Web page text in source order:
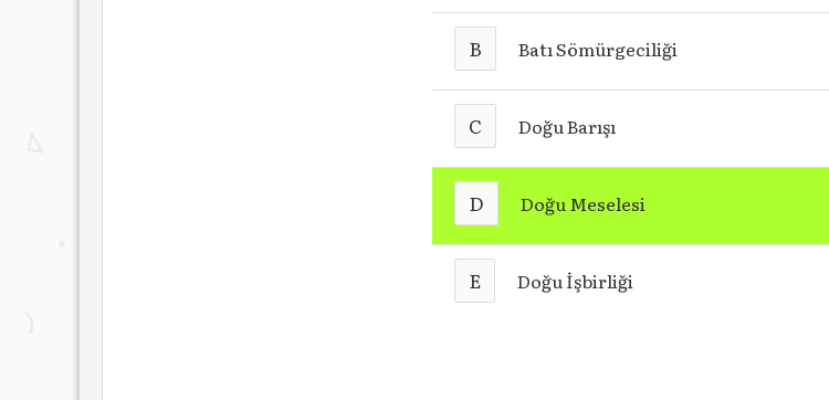
B Batı Sömürgeciliği
C Doğu Barışı
D Doğu Meselesi
E Doğu İşbirliği